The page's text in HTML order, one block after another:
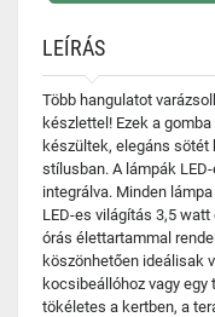
LEÍRÁS
Több hangulatot
készlettel! Ezek a
készültek, elegáns sötét
stílusban. A lámpák
integrálva. Minden
LED-es világítás 3,5
órás élettartammal
köszönhetően ideálisak
kocsibeállóhoz vagy
tökéletes a kertben, a